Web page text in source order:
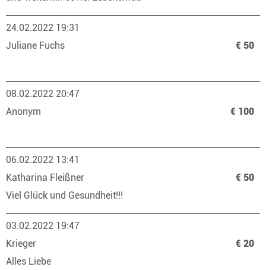
24.02.2022 19:31
Juliane Fuchs
€ 50
08.02.2022 20:47
Anonym
€ 100
06.02.2022 13:41
Katharina Fleißner
€ 50
Viel Glück und Gesundheit!!!
03.02.2022 19:47
Krieger
€ 20
Alles Liebe